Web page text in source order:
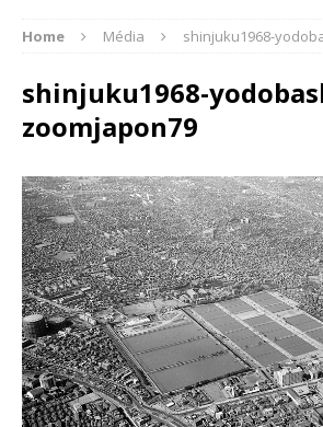
Home Média shinjuku1968-
shinjuku1968-
zoomjapon79